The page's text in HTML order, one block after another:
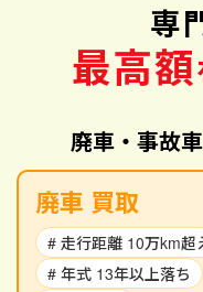
専
最高額
廃車・事故
廃車 買取
# 走行距離 10万km超
# 年式 13年以上落ち